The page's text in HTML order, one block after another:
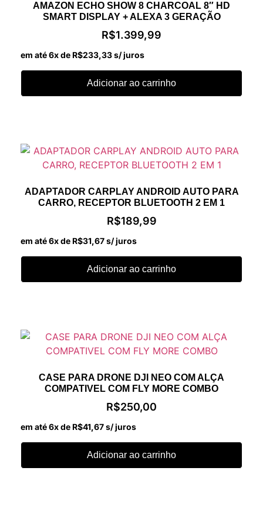
AMAZON ECHO SHOW 8 CHARCOAL 8″ HD
SMART DISPLAY + ALEXA 3 GERAÇÃO
R$1.399,99
em até 6x de R$233,33s/ juros
Adicionar ao carrinho
ADAPTADOR CARPLAY ANDROID AUTO PARA
CARRO, RECEPTOR BLUETOOTH 2 EM 1
R$189,99
em até 6x de R$31,67s/ juros
Adicionar ao carrinho
CASE PARA DRONE DJI NEO COM ALÇA
COMPATIVEL COM FLY MORE COMBO
R$250,00
em até 6x de R$41,67s/ juros
Adicionar ao carrinho